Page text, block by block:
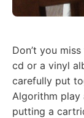
Don’t you
cd or a vinyl
carefully put
Algorithm play
putting a